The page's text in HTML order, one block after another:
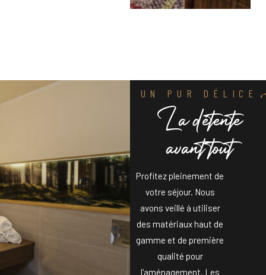
UN PUR DÉLICE
Ladétente
avanttout
Profitez pleinement de
votre séjour. Nous
avons veillé à utiliser
des matériaux haut de
gamme et de première
qualité pour
l'aménagement. Les